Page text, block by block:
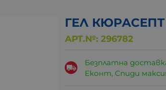
ГЕЛ КЮРАСЕПТ
АРТ.№: 296782
Безплатна
Еконт, Спиди